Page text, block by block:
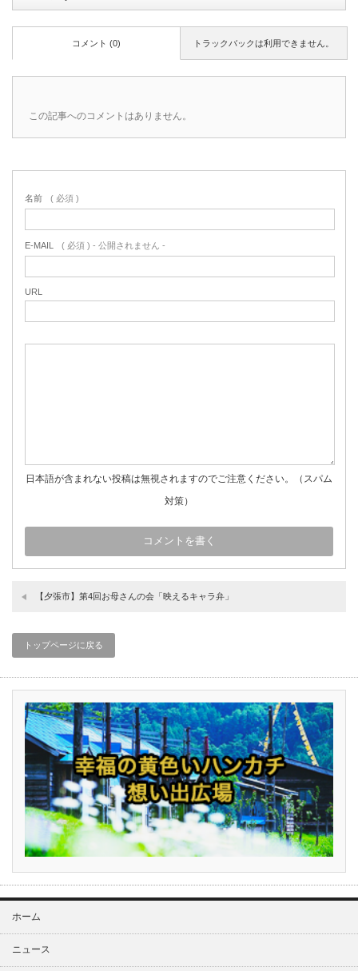
トラックバックは利用できません。
コメント (0)
この記事へのコメントはありません。
名前 ( 必須 )
E-MAIL ( 必須 ) - 公開されません -
URL
日本語が含まれない投稿は無視されますのでご注意ください。（スパム
対策）
【夕張市】第4回お母さんの会「映えるキャラ弁」
トップページに戻る
ホーム
ニュース